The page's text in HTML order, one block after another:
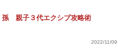
孫 親子３代エクシブ攻略術
2022/11/09